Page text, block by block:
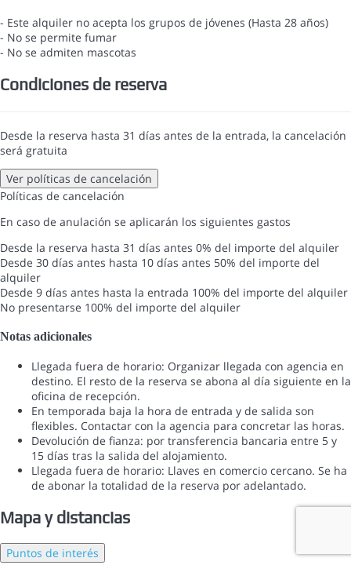
- Este alquiler no acepta los grupos de jóvenes (Hasta 28 años)
- No se permite fumar
- No se admiten mascotas
Condiciones de reserva
Desde la reserva hasta 31 días antes de la entrada, la cancelación
será gratuita
Ver políticas de cancelación
Políticas de cancelación
En caso de anulación se aplicarán los siguientes gastos
Desde la reserva hasta 31 días antes 0% del importe del alquiler
Desde 30 días antes hasta 10 días antes 50% del importe del
alquiler
Desde 9 días antes hasta la entrada 100% del importe del alquiler
No presentarse 100% del importe del alquiler
Notas adicionales
Llegada fuera de horario: Organizar llegada con agencia en
destino. El resto de la reserva se abona al día siguiente en la
oficina de recepción.
En temporada baja la hora de entrada y de salida son
flexibles. Contactar con la agencia para concretar las horas.
Devolución de fianza: por transferencia bancaria entre 5 y
15 días tras la salida del alojamiento.
Llegada fuera de horario: Llaves en comercio cercano. Se ha
de abonar la totalidad de la reserva por adelantado.
Mapa y distancias
Puntos de interés